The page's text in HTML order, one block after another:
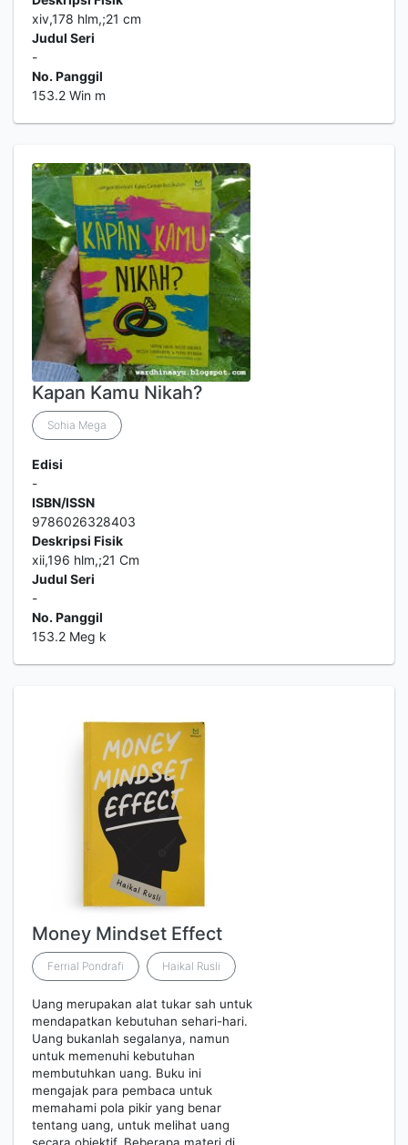
xiv,178 hlm,;21 cm
Judul Seri
-
No. Panggil
153.2 Win m
Kapan Kamu Nikah?
Sohia Mega
Edisi
-
ISBN/ISSN
9786026328403
Deskripsi Fisik
xii,196 hlm,;21 Cm
Judul Seri
-
No. Panggil
153.2 Meg k
Money Mindset Effect
Ferrial Pondrafi Haikal Rusli
Uang merupakan alat tukar sah untuk
mendapatkan kebutuhan sehari-hari.
Uang bukanlah segalanya, namun
untuk memenuhi kebutuhan
membutuhkan uang. Buku ini
mengajak para pembaca untuk
memahami pola pikir yang benar
tentang uang, untuk melihat uang